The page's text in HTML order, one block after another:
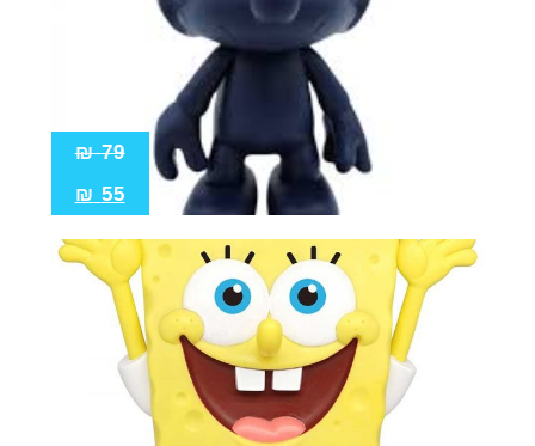
79
₪
55
₪